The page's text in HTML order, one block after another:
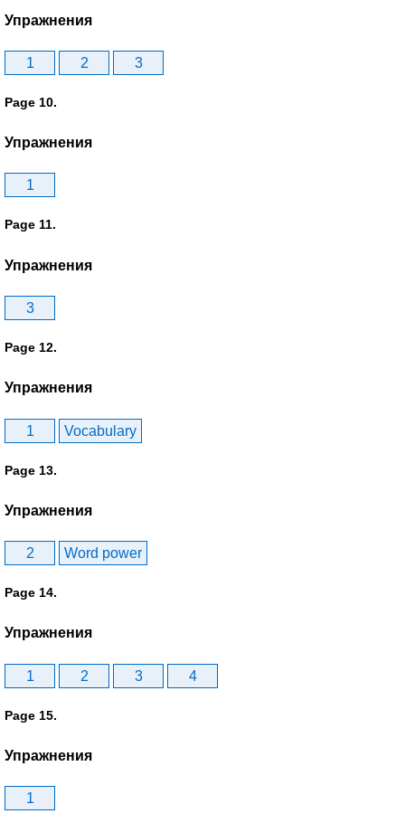
Упражнения
1 2 3
Page 10.
Упражнения
1
Page 11.
Упражнения
3
Page 12.
Упражнения
1 Vocabulary
Page 13.
Упражнения
2 Word power
Page 14.
Упражнения
1 2 3 4
Page 15.
Упражнения
1